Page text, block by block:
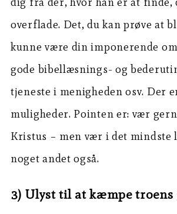
overflade. Det, du kan prøve at
kunne være din imponerende
gode bibellæsnings- og
tjeneste i menigheden osv. Der
muligheder. Pointen er: vær
Kristus – men vær i det mindste
noget andet også.
3) Ulyst til at kæmpe troens